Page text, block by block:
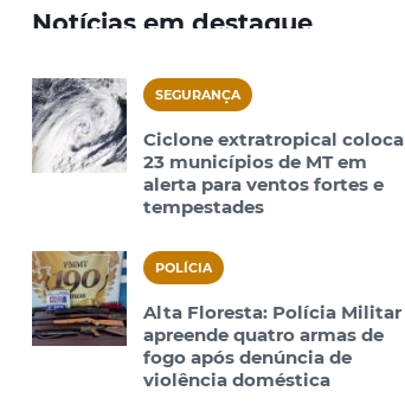
SEGURANÇA
Ciclone extratropical coloca
23 municípios de MT em
alerta para ventos fortes e
tempestades
POLÍCIA
Alta Floresta: Polícia Militar
apreende quatro armas de
fogo após denúncia de
violência doméstica
Notícias em destaque